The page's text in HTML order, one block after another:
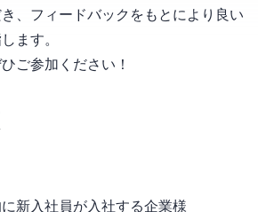
、フィードバックをもとにより良い
ます。
ご参加ください！
新入社員が入社する企業様